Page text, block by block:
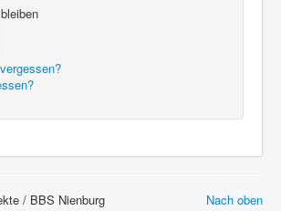
Nach oben
/ BBS Nienburg